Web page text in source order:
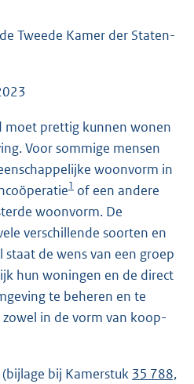
b
Tweede Kamer der Staten-
moet prettig kunnen wonen
Voor sommige mensen
woonvorm in
1 of een andere
woonvorm. De
verschillende soorten en
de wens van een groep
hun woningen en de direct
te beheren en te
in de vorm van koop-
bij Kamerstuk 35 788,